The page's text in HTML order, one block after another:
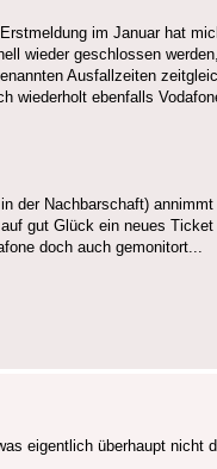
im Januar hat
wieder geschlossen
Ausfallzeiten
wiederholt ebenfalls
der Nachbarschaft) annimmt
gut Glück ein neues Ticket
doch auch gemonitort...
eigentlich überhaupt nicht